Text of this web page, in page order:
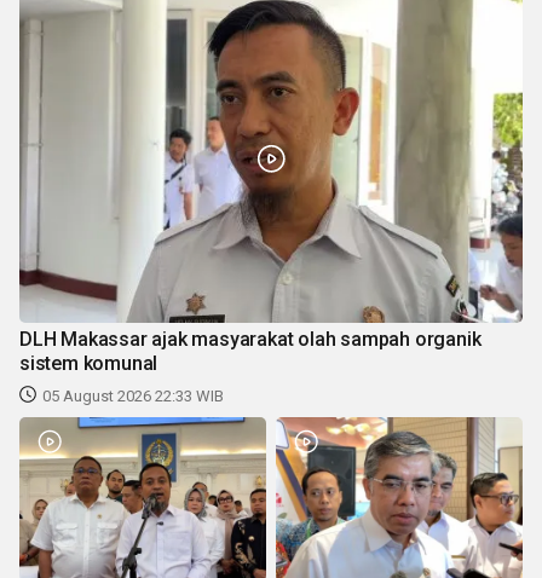
DLH Makassar ajak masyarakat olah sampah organik
sistem komunal
05 August 2026 22:33 WIB